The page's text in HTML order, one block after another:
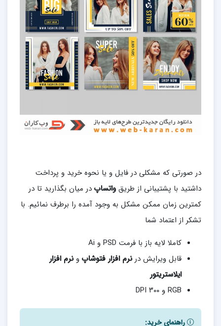
در صورتی که مشکلی در فایل و یا نحوه خرید و پرداخت
داشتید با پشتیبانی از طریق واتساپ در میان بگذارید تا در
کمترین زمان ممکن مشکل به وجود آمده را برطرف نمائیم. با
تشکر از اعتماد شما
کاملا لایه باز با فرمت PSD و Ai
قابل ویرایش درنرم افزار فتوشاپ ونرم افزار
ایلاستریتور
RGB و ۳۰۰ DPI
راهنمای خرید: